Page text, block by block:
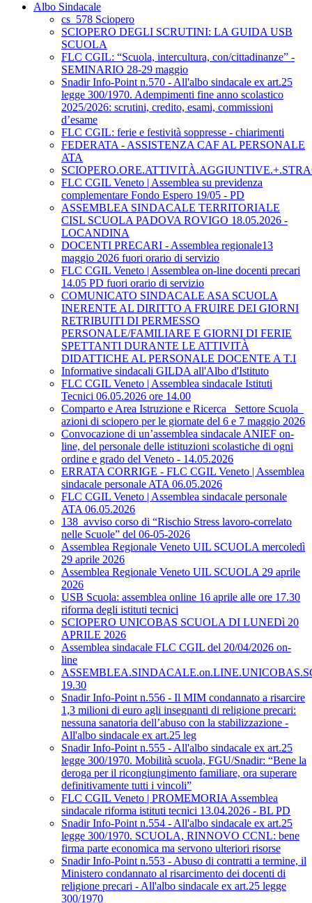
Albo Sindacale
cs_578 Sciopero
SCIOPERO DEGLI SCRUTINI: LA GUIDA USB
SCUOLA
FLC CGIL: “Scuola, intercultura, con/cittadinanze” -
SEMINARIO 28-29 maggio
Snadir Info-Point n.570 - All'albo sindacale ex art.25
legge 300/1970. Adempimenti fine anno scolastico
2025/2026: scrutini, credito, esami, commissioni
d’esame
FLC CGIL: ferie e festività soppresse - chiarimenti
FEDERATA - ASSISTENZA CAF AL PERSONALE
ATA
FLC CGIL Veneto | Assemblea su previdenza
complementare Fondo Espero 19/05 - PD
ASSEMBLEA SINDACALE TERRITORIALE
CISL SCUOLA PADOVA ROVIGO 18.05.2026 -
LOCANDINA
DOCENTI PRECARI - Assemblea regionale13
maggio 2026 fuori orario di servizio
FLC CGIL Veneto | Assemblea on-line docenti precari
14.05 PD fuori orario di servizio
COMUNICATO SINDACALE ASA SCUOLA
INERENTE AL DIRITTO A FRUIRE DEI GIORNI
RETRIBUITI DI PERMESSO
PERSONALE/FAMILIARE E GIORNI DI FERIE
SPETTANTI DURANTE LE ATTIVITÀ
DIDATTICHE AL PERSONALE DOCENTE A T.I
Informative sindacali GILDA all'Albo d'Istituto
FLC CGIL Veneto | Assemblea sindacale Istituti
Tecnici 06.05.2026 ore 14.00
Comparto e Area Istruzione e Ricerca_ Settore Scuola_
azioni di sciopero per le giornate del 6 e 7 maggio 2026
Convocazione di un’assemblea sindacale ANIEF on-
line, del personale delle istituzioni scolastiche di ogni
ordine e grado del Veneto - 14.05.2026
ERRATA CORRIGE - FLC CGIL Veneto | Assemblea
sindacale personale ATA 06.05.2026
FLC CGIL Veneto | Assemblea sindacale personale
ATA 06.05.2026
138_avviso corso di “Rischio Stress lavoro-correlato
nelle Scuole” del 06-05-2026
Assemblea Regionale Veneto UIL SCUOLA mercoledì
29 aprile 2026
Assemblea Regionale Veneto UIL SCUOLA 29 aprile
2026
USB Scuola: assemblea online 16 aprile alle ore 17.30
riforma degli istituti tecnici
SCIOPERO UNICOBAS SCUOLA DI LUNEDì 20
APRILE 2026
Assemblea sindacale FLC CGIL del 20/04/2026 on-
line
19.30
Snadir Info-Point n.556 - Il MIM condannato a risarcire
1,3 milioni di euro agli insegnanti di religione precari:
nessuna sanatoria dell’abuso con la stabilizzazione -
All'albo sindacale ex art.25 leg
Snadir Info-Point n.555 - All'albo sindacale ex art.25
legge 300/1970. Mobilità scuola, FGU/Snadir: “Bene la
deroga per il ricongiungimento familiare, ora superare
definitivamente tutti i vincoli”
FLC CGIL Veneto | PROMEMORIA Assemblea
sindacale riforma istituti tecnici 13.04.2026 - BL PD
Snadir Info-Point n.554 - All'albo sindacale ex art.25
legge 300/1970. SCUOLA, RINNOVO CCNL: bene
firma parte economica ma servono ulteriori risorse
Snadir Info-Point n.553 - Abuso di contratti a termine, il
Ministero condannato al risarcimento dei docenti di
religione precari - All'albo sindacale ex art.25 legge
300/1970